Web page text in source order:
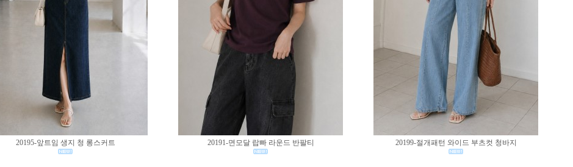
20195-앞트임 생지 청 롱스커트 20191-면모달 랍빠 라운드 반팔티 20199-절개패턴 와이드 부츠컷 청바지